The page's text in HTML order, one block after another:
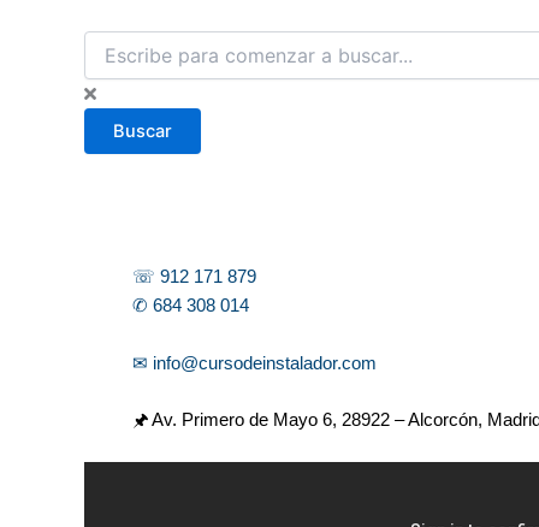
B
s
c
Buscar
☏ 912 171 879
✆ 684 308 014
✉ info@cursodeinstalador.com
🖈 Av. Primero de Mayo 6, 28922 – Alcorcón,